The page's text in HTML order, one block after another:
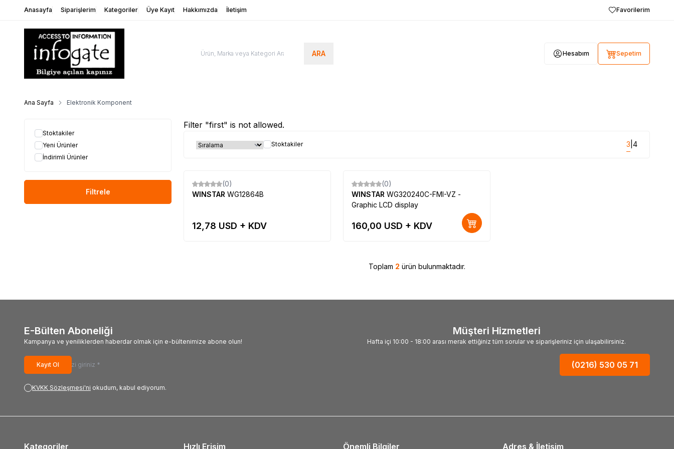
Anasayfa Siparişlerim Kategoriler Üye Kayıt Hakkımızda İletişim Favorilerim
ARA Hesabım Sepetim
Ana Sayfa Elektronik Komponent
Stoktakiler
Yeni Ürünler
İndirimli Ürünler
Filtrele
Filter "first" is not allowed.
Stoktakiler 3 4
Yeni
(0)
WINSTAR WG12864B
12,78 USD + KDV
Yeni
(0)
WINSTAR WG320240C-FMI-VZ -
Graphic LCD display
160,00 USD + KDV
Toplam 2 ürün bulunmaktadır.
E-Bülten Aboneliği
Kampanya ve yeniliklerden haberdar olmak için e-bültenimize abone olun!
Kayıt Ol
KVKK Sözleşmesi'ni okudum, kabul ediyorum.
Müşteri Hizmetleri
Hafta içi 10:00 - 18:00 arası merak ettiğiniz tüm sorular ve siparişleriniz için ulaşabilirsiniz.
(0216) 530 05 71
Adres & İletişim
Kategoriler Hızlı Erişim Önemli Bilgiler